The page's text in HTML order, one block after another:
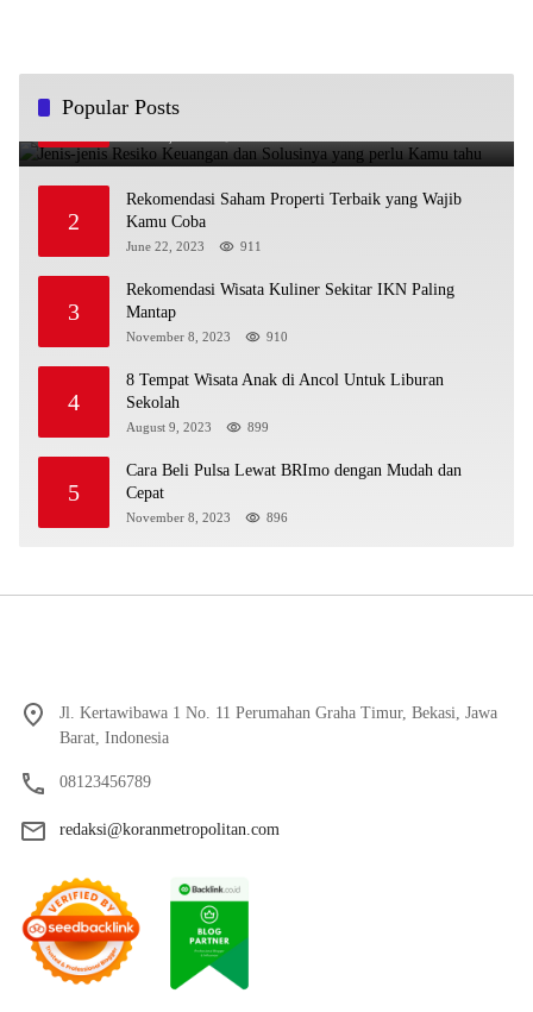
Popular Posts
1
Kamu tahu
2
Rekomendasi Saham Properti Terbaik yang Wajib
Kamu Coba
June 22, 2023 911
3
Rekomendasi Wisata Kuliner Sekitar IKN Paling
Mantap
November 8, 2023 910
4
8 Tempat Wisata Anak di Ancol Untuk Liburan
Sekolah
August 9, 2023 899
5
Cara Beli Pulsa Lewat BRImo dengan Mudah dan
Cepat
November 8, 2023 896
Jl. Kertawibawa 1 No. 11 Perumahan Graha Timur, Bekasi, Jawa
Barat, Indonesia
08123456789
redaksi@koranmetropolitan.com